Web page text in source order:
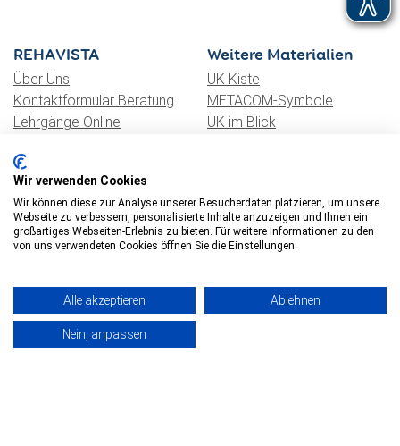
REHAVISTA
Über Uns
Kontaktformular Beratung
Lehrgänge Online
LogBUK Aufzeichnungen
Weitere Materialien
UK Kiste
METACOM-Symbole
UK im Blick
Wir verwenden Cookies
Wir können diese zur Analyse unserer Besucherdaten platzieren, um unsere
Webseite zu verbessern, personalisierte Inhalte anzuzeigen und Ihnen ein
großartiges Webseiten-Erlebnis zu bieten. Für weitere Informationen zu den
von uns verwendeten Cookies öffnen Sie die Einstellungen.
Alle akzeptieren Ablehnen
Nein, anpassen